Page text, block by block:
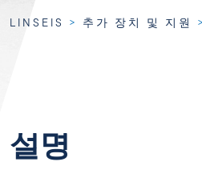
LINSEIS > 추가 장치 및 지원
설명